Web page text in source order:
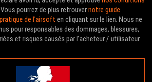
. Vous pourrez de plus retrouvernotre guide
de l'airsoft en cliquant sur le lien. Nous ne
pour responsables des dommages, blessures,
et risques causés par l'acheteur / utilisateur.